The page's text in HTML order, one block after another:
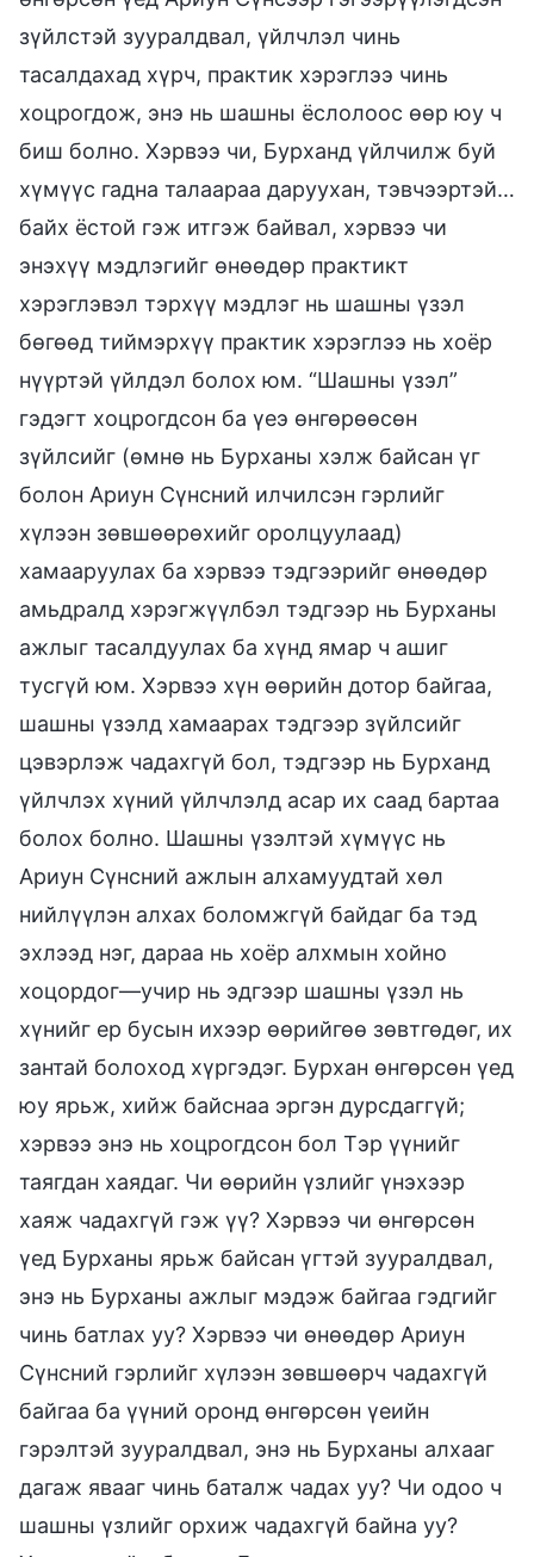
зүйлстэй зууралдвал, үйлчлэл чинь
тасалдахад хүрч, практик хэрэглээ чинь
хоцрогдож, энэ нь шашны ёслолоос өөр юу ч
биш болно. Хэрвээ чи, Бурханд үйлчилж буй
хүмүүс гадна талаараа даруухан, тэвчээртэй…
байх ёстой гэж итгэж байвал, хэрвээ чи
энэхүү мэдлэгийг өнөөдөр практикт
хэрэглэвэл тэрхүү мэдлэг нь шашны үзэл
бөгөөд тиймэрхүү практик хэрэглээ нь хоёр
нүүртэй үйлдэл болох юм. “Шашны үзэл”
гэдэгт хоцрогдсон ба үеэ өнгөрөөсөн
зүйлсийг (өмнө нь Бурханы хэлж байсан үг
болон Ариун Сүнсний илчилсэн гэрлийг
хүлээн зөвшөөрөхийг оролцуулаад)
хамааруулах ба хэрвээ тэдгээрийг өнөөдөр
амьдралд хэрэгжүүлбэл тэдгээр нь Бурханы
ажлыг тасалдуулах ба хүнд ямар ч ашиг
тусгүй юм. Хэрвээ хүн өөрийн дотор байгаа,
шашны үзэлд хамаарах тэдгээр зүйлсийг
цэвэрлэж чадахгүй бол, тэдгээр нь Бурханд
үйлчлэх хүний үйлчлэлд асар их саад бартаа
болох болно. Шашны үзэлтэй хүмүүс нь
Ариун Сүнсний ажлын алхамуудтай хөл
нийлүүлэн алхах боломжгүй байдаг ба тэд
эхлээд нэг, дараа нь хоёр алхмын хойно
хоцордог—учир нь эдгээр шашны үзэл нь
хүнийг ер бусын ихээр өөрийгөө зөвтгөдөг, их
зантай болоход хүргэдэг. Бурхан өнгөрсөн үед
юу ярьж, хийж байснаа эргэн дурсдаггүй;
хэрвээ энэ нь хоцрогдсон бол Тэр үүнийг
таягдан хаядаг. Чи өөрийн үзлийг үнэхээр
хаяж чадахгүй гэж үү? Хэрвээ чи өнгөрсөн
үед Бурханы ярьж байсан үгтэй зууралдвал,
энэ нь Бурханы ажлыг мэдэж байгаа гэдгийг
чинь батлах уу? Хэрвээ чи өнөөдөр Ариун
Сүнсний гэрлийг хүлээн зөвшөөрч чадахгүй
байгаа ба үүний оронд өнгөрсөн үеийн
гэрэлтэй зууралдвал, энэ нь Бурханы алхааг
дагаж явааг чинь баталж чадах уу? Чи одоо ч
шашны үзлийг орхиж чадахгүй байна уу?